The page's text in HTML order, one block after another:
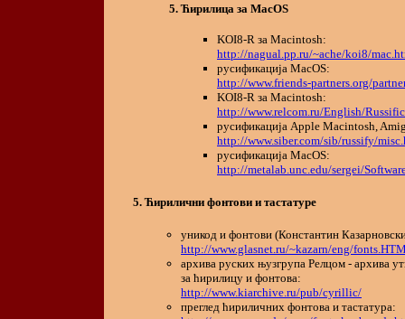
Ћирилица за MacOS
KOI8-R за Macintosh:
http://nagual.pp.ru/~ache/koi8/
русификација MacOS:
http://www.friends-partners.org/
KOI8-R за Macintosh:
http://www.relcom.ru/English/
русификација Apple Macintosh,
http://www.siber.com/sib/russify/
русификација MacOS:
http://metalab.unc.edu/sergei/
Ћирилични фонтови и тастатуре
уникод и фонтови (Константин
http://www.glasnet.ru/~kazarn/eng/
архива руских њузгрупа Релцом - архива
за ћирилицу и фонтова:
http://www.kiarchive.ru/pub/cyrillic/
преглед ћириличних фонтова и тастатура: